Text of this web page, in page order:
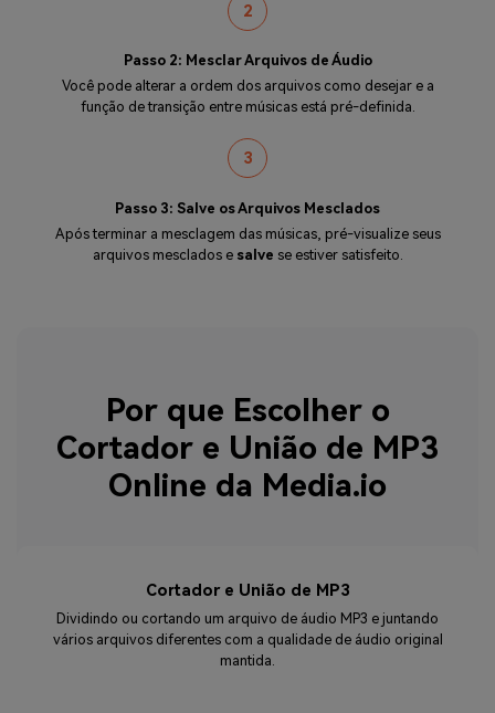
2
Passo 2: Mesclar Arquivos de Áudio
Você pode alterar a ordem dos arquivos como desejar e a
função de transição entre músicas está pré-definida.
3
Passo 3: Salve os Arquivos Mesclados
Após terminar a mesclagem das músicas, pré-visualize seus
arquivos mesclados e salve se estiver satisfeito.
Por que Escolher o
Cortador e União de MP3
Online da Media.io
Cortador e União de MP3
Dividindo ou cortando um arquivo de áudio MP3 e juntando
vários arquivos diferentes com a qualidade de áudio original
mantida.